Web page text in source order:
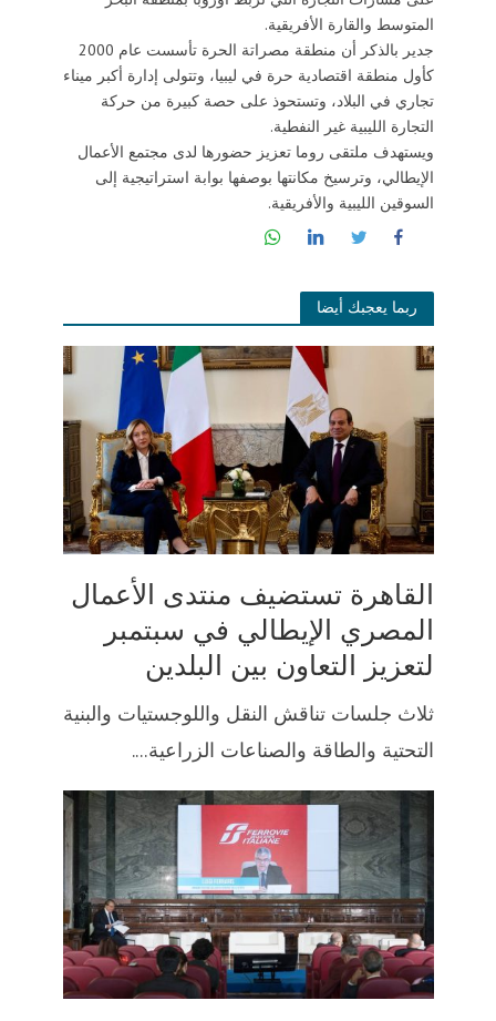
المتوسط والقارة الأفريقية.
جدير بالذكر أن منطقة مصراتة الحرة تأسست عام 2000
كأول منطقة اقتصادية حرة في ليبيا، وتتولى إدارة أكبر ميناء
تجاري في البلاد، وتستحوذ على حصة كبيرة من حركة
التجارة الليبية غير النفطية.
ويستهدف ملتقى روما تعزيز حضورها لدى مجتمع الأعمال
الإيطالي، وترسيخ مكانتها بوصفها بوابة استراتيجية إلى
السوقين الليبية والأفريقية.
ربما يعجبك أيضا
القاهرة تستضيف منتدى الأعمال
المصري الإيطالي في سبتمبر
لتعزيز التعاون بين البلدين
ثلاث جلسات تناقش النقل واللوجستيات والبنية
التحتية والطاقة والصناعات الزراعية....